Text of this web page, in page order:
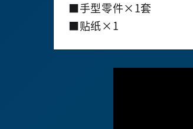
■手型零件×1套
■贴纸×1